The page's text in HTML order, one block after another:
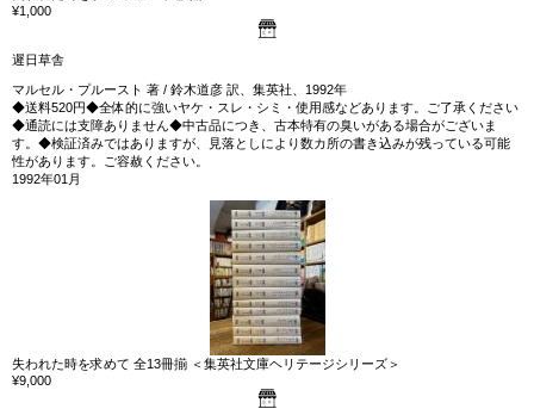
¥1,000
遲日草舎
マルセル・プルースト 著 / 鈴木道彦 訳、集英社、1992年
◆送料520円◆全体的に強いヤケ・スレ・シミ・使用感などあります。ご了承ください
◆通読には支障ありません◆中古品につき、古本特有の臭いがある場合がございま
す。◆検証済みではありますが、見落としにより数カ所の書き込みが残っている可能
性があります。ご容赦ください。
1992年01月
失われた時を求めて 全13冊揃 ＜集英社文庫ヘリテージシリーズ＞
¥9,000